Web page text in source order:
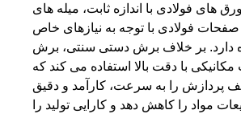
های فولادی با اندازه ثابت، میله های
صفحات فولادی با توجه به نیازهای خاص
دارد. بر خلاف برش دستی سنتی، برش
با دقت بالا استفاده می کند که
پردازش را به سرعت، کارآمد و دقیق
مواد را کاهش دهد و کارایی تولید را